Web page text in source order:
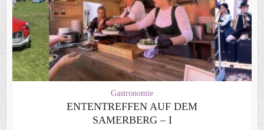
Gastronomie
ENTENTREFFEN AUF DEM
SAMERBERG – I